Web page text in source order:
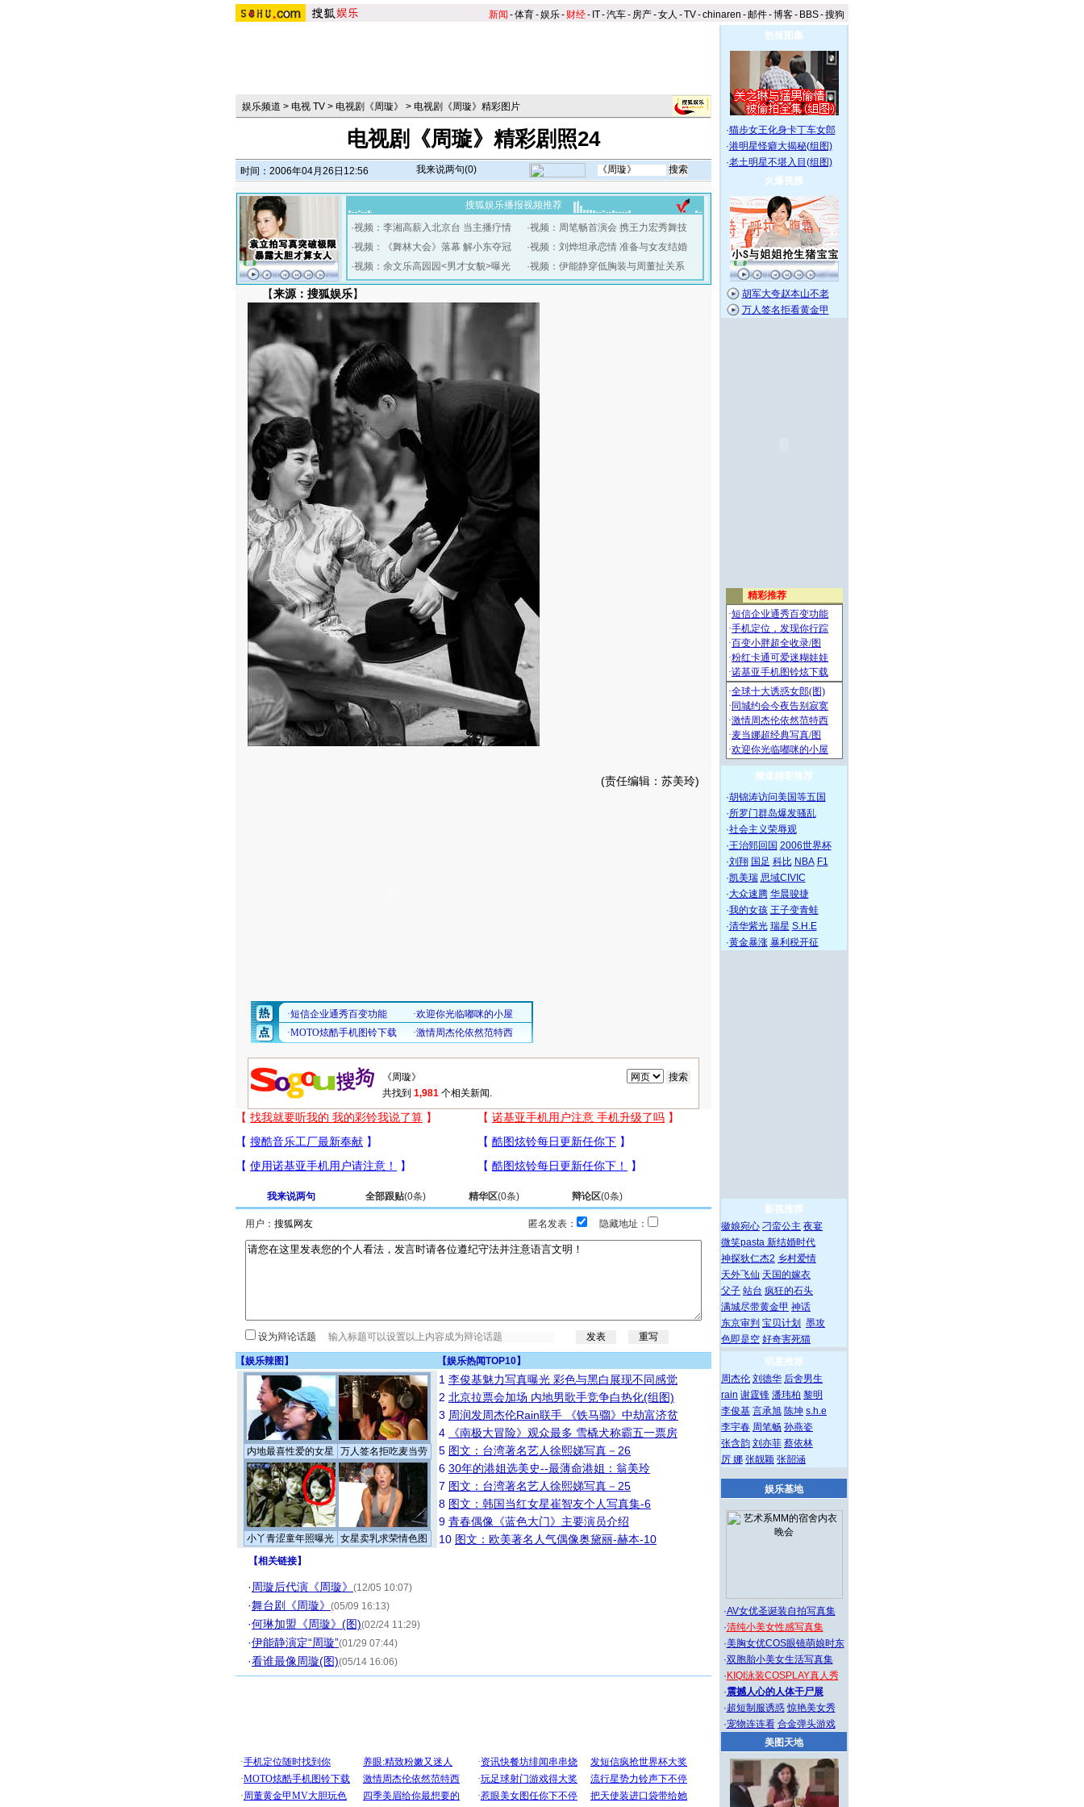
新闻 -体育-娱乐- 财经- IT-汽车- 房产-女人 -TV-chinaren -邮件-博客- BBS-搜狗
娱乐频道 > 电视 TV > 电视剧《周璇》 > 电视剧《周璇》精彩图片
电视剧《周璇》精彩剧照24
时间：2006年04月26日12:56 我来说两句(0)
搜狐娱乐播报视频推荐
·视频：李湘高薪入北京台 当主播疗情
·视频：《舞林大会》落幕 解小东夺冠
·视频：余文乐高园园<男才女貌>曝光
·视频：周笔畅首演会 携王力宏秀舞技
·视频：刘烨坦承恋情 准备与女友结婚
·视频：伊能静穿低胸装与周董扯关系
【来源：搜狐娱乐】
(责任编辑：苏美玲)
共找到 1,981 个相关新闻.
我来说两句 全部跟贴(0条) 精华区(0条) 辩论区(0条)
用户： 匿名发表： 隐藏地址：
设为辩论话题
【娱乐辣图 】 【娱乐热闻TOP10】
内地最喜性爱的女星 万人签名拒吃麦当劳
小丫青涩童年照曝光 女星卖乳求荣情色图
1 李俊基魅力写真曝光 彩色与黑白展现不同感觉
2 北京拉票会加场 内地男歌手竞争白热化(组图)
3 周润发周杰伦Rain联手 《铁马骝》中劫富济贫
4
《南极大冒险》观众最多 雪橇犬称霸五一票房
5 图文：台湾著名艺人徐熙娣写真－26
6 30年的港姐选美史--最薄命港姐：翁美玲
7 图文：台湾著名艺人徐熙娣写真－25
8 图文：韩国当红女星崔智友个人写真集-6
9 青春偶像《蓝色大门》主要演员介绍
10 图文：欧美著名人气偶像奥黛丽-赫本-10
【相关链接】
· 周璇后代演《周璇》 (12/05 10:07)
·舞台剧《周璇》 (05/09 16:13)
·何琳加盟《周璇》(图)(02/24 11:29)
·伊能静演定“周璇”(01/29 07:44)
·看谁最像周璇(图)(05/14 16:06)
热辣图集
·猫步女王化身卡丁车女郎
·港明星怪癖大揭秘(组图)
·老土明星不堪入目(组图)
火爆视频
胡军大夸赵本山不老
万人签名拒看黄金甲
频道精彩推荐
·胡锦涛访问美国等五国
·所罗门群岛爆发骚乱
·社会主义荣辱观
·王治郅回国 2006世界杯
·刘翔 国足 科比 NBA F1
·凯美瑞 思域CIVIC
·大众速腾 华晨骏捷
·我的女孩 王子变青蛙
·清华紫光 瑞星 S.H.E
·黄金暴涨 暴利税开征
影视推荐
徽娘宛心 刁蛮公主 夜宴
微笑pasta 新结婚时代
神探狄仁杰2 乡村爱情
天外飞仙 天国的嫁衣
父子 站台 疯狂的石头
满城尽带黄金甲 神话
东京审判 宝贝计划
墨攻
色即是空 好奇害死猫
明星推荐
周杰伦 刘德华 后舍男生
rain 谢霆锋 潘玮柏 黎明
李俊基 言承旭 陈坤 s.h.e
李宇春 周笔畅 孙燕姿
张含韵 刘亦菲 蔡依林
厉 娜 张靓颖 张韶涵
娱乐基地
·AV女优圣诞装自拍写真集
·清纯小美女性感写真集
·美胸女优COS眼镜萌娘时东
·双胞胎小美女生活写真集
· KIQI泳装COSPLAY真人秀
·震撼人心的人体干尸展
·超短制服诱惑 惊艳美女秀
·宠物连连看 合金弹头游戏
美图天地